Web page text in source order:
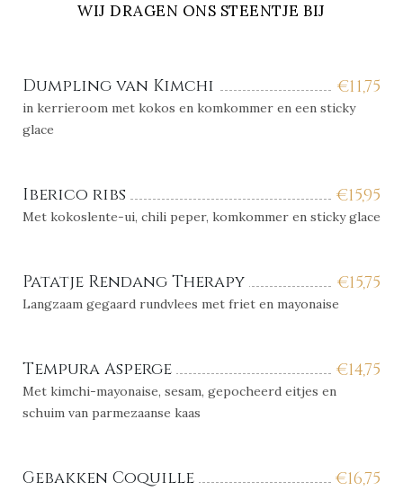
WIJ DRAGEN ONS STEENTJE BIJ
€11,75
Dumpling van Kimchi
in kerrieroom met kokos en komkommer en een sticky
glace
€15,95
Iberico ribs
Met kokoslente-ui, chili peper, komkommer en sticky glace
€15,75
Patatje Rendang Therapy
Langzaam gegaard rundvlees met friet en mayonaise
€14,75
Tempura Asperge
Met kimchi-mayonaise, sesam, gepocheerd eitjes en
schuim van parmezaanse kaas
€16,75
Gebakken Coquille